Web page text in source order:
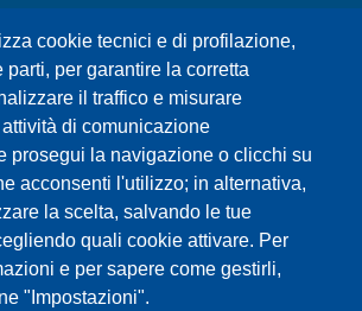
cookie tecnici e di profilazione,
parti, per garantire la corretta
il traffico e misurare
di comunicazione
prosegui la navigazione o clicchi su
acconsenti l'utilizzo; in alternativa,
la scelta, salvando le tue
quali cookie attivare. Per
e per sapere come gestirli,
"Impostazioni".
Relazioni con il Pubblico
redazione web
tematici